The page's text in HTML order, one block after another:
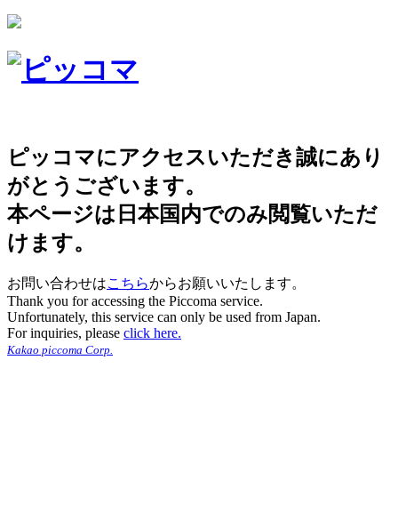
ピッコマにアクセスいただき誠にあり
がとうございます。
本ページは日本国内でのみ閲覧いただ
けます。
お問い合わせはこちらからお願いいたします。
Thank you for accessing the Piccoma service.
Unfortunately, this service can only be used from Japan.
For inquiries, please click here.
Kakao piccoma Corp.